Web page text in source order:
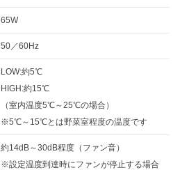
65W
50／60Hz
LOW:約5℃
HIGH:約15℃
（室内温度5℃～25℃の場合）
※5℃～15℃とは野菜室程度の温度です
約14dB～30dB程度（ファン音）
※設定温度到達時にファンが停止する場合